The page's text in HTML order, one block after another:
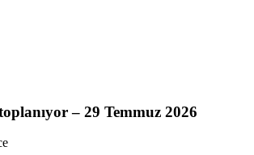
– 29 Temmuz 2026